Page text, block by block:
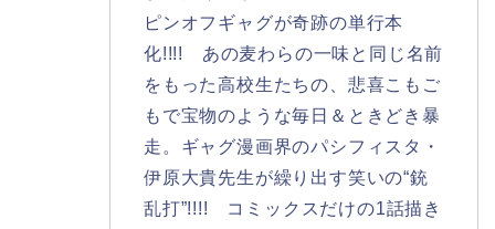
ピンオフギャグが奇跡の単行本
化!!!! あの麦わらの一味と同じ名前
をもった高校生たちの、悲喜こもご
もで宝物のような毎日＆ときどき暴
走。ギャグ漫画界のパシフィスタ・
伊原大貴先生が繰り出す笑いの“銃
乱打”!!!! コミックスだけの1話描き